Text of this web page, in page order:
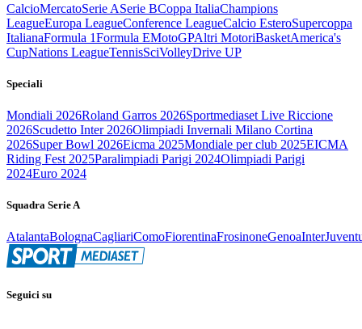
CalcioMercatoSerie ASerie BCoppa ItaliaChampions
LeagueEuropa LeagueConference LeagueCalcio EsteroSupercoppa
ItalianaFormula 1Formula EMotoGPAltri MotoriBasketAmerica's
CupNations LeagueTennisSciVolleyDrive UP
Speciali
Mondiali 2026Roland Garros 2026Sportmediaset Live Riccione
2026Scudetto Inter 2026Olimpiadi Invernali Milano Cortina
2026Super Bowl 2026Eicma 2025Mondiale per club 2025EICMA
Riding Fest 2025Paralimpiadi Parigi 2024Olimpiadi Parigi
2024Euro 2024
Squadra Serie A
AtalantaBolognaCagliariComoFiorentinaFrosinoneGenoaInter
Seguici su